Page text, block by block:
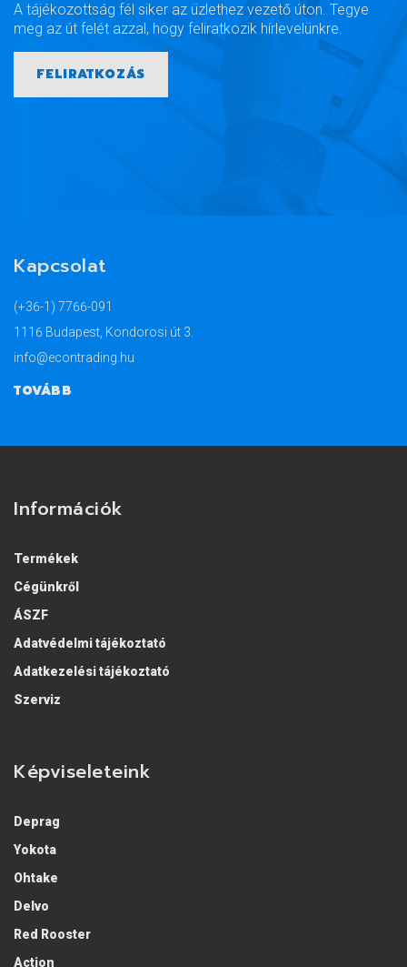
A tájékozottság fél siker az üzlethez vezető úton. Tegye
meg az út felét azzal, hogy feliratkozik hírlevelünkre.
FELIRATKOZÁS
Kapcsolat
(+36-1) 7766-091
1116 Budapest, Kondorosi út 3.
info@econtrading.hu
TOVÁBB
Információk
Termékek
Cégünkről
ÁSZF
Adatvédelmi tájékoztató
Adatkezelési tájékoztató
Szerviz
Képviseleteink
Deprag
Yokota
Ohtake
Delvo
Red Rooster
Action